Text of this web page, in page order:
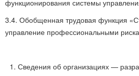
функционирования системы
3.4. Обобщенная трудовая функция
управление профессиональными
Сведения об организациях —